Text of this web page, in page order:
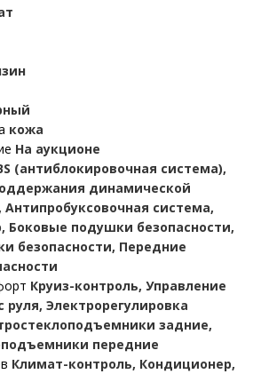
кожа
На аукционе
(антиблокировочная система),
динамической
Антипробуксовочная система,
Боковые подушки безопасности,
безопасности, Передние
Круиз-контроль, Управление
Электрорегулировка
задние,
передние
Климат-контроль, Кондиционер,